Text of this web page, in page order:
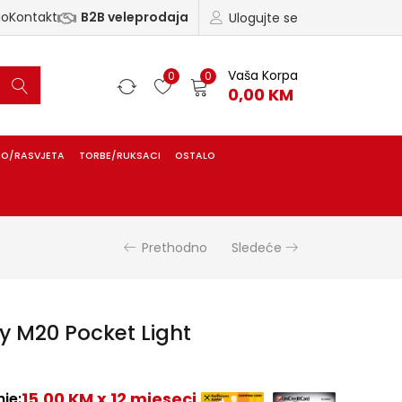
Ulogujte se
Kontakt B2B veleprodaja
0 0 Vaša Korpa
0,00 KM
RASVJETA TORBE/RUKSACI OSTALO
Prethodno Sledeće
M20 Pocket Light